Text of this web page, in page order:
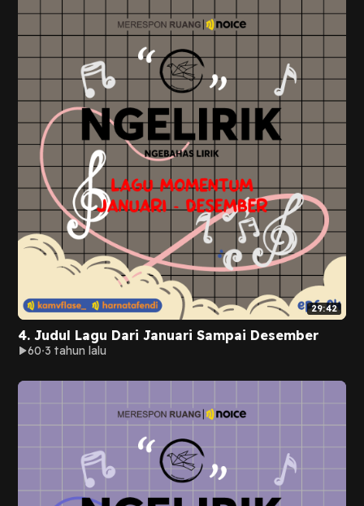
29:42
4. Judul Lagu Dari Januari Sampai Desember
60 3 tahun lalu